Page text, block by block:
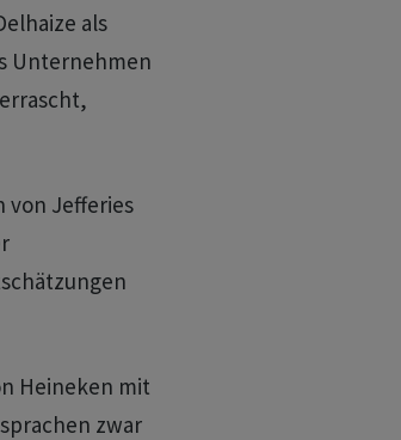
als
Unternehmen
von Jefferies
Heineken mit
zwar